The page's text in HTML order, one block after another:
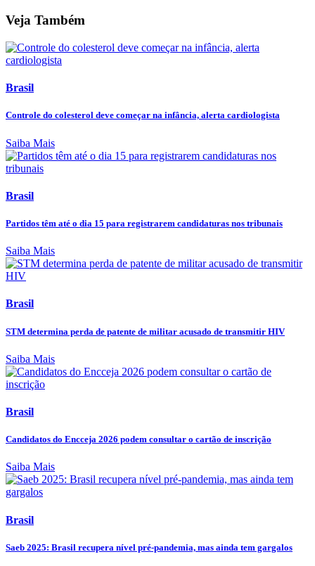
Veja Também
Brasil
Controle do colesterol deve começar na infância, alerta cardiologista
Saiba Mais
Brasil
Partidos têm até o dia 15 para registrarem candidaturas nos tribunais
Saiba Mais
Brasil
STM determina perda de patente de militar acusado de transmitir HIV
Saiba Mais
Brasil
Candidatos do Encceja 2026 podem consultar o cartão de inscrição
Saiba Mais
Brasil
Saeb 2025: Brasil recupera nível pré-pandemia, mas ainda tem gargalos